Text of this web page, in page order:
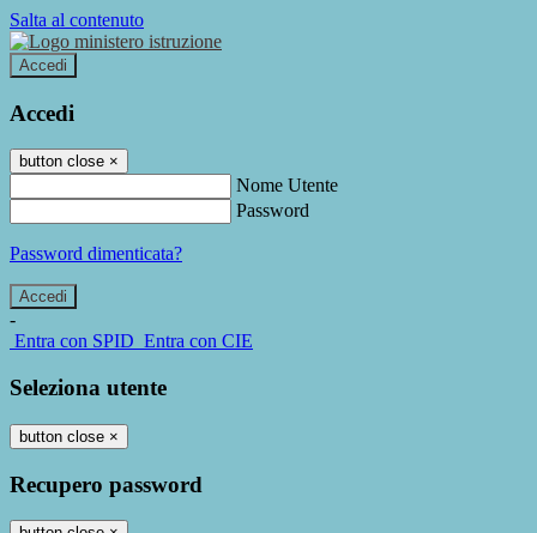
Salta al contenuto
Accedi
Accedi
button close ×
Nome Utente
Password
Password dimenticata?
-
Entra con SPID Entra con CIE
Seleziona utente
button close ×
Recupero password